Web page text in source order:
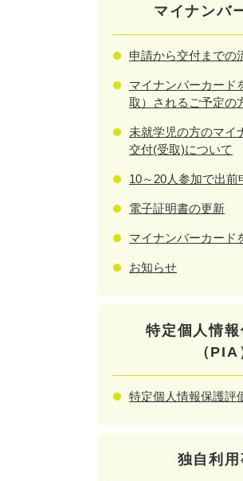
マイナンバ
申請から交付までの
マイナンバーカード
取）されるご予定の
未就学児の方のマイ
交付(受取)について
10～20人参加で出前
電子証明書の更新
マイナンバーカード
お知らせ
特定個人情
（PIA
特定個人情報保護評
独自利用